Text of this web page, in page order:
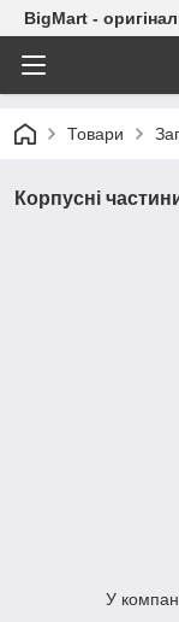
BigMart -
Товари
Корпусні
У